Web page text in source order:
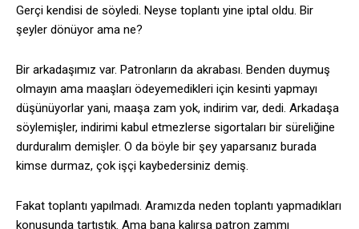
Gerçi kendisi de söyledi. Neyse toplantı yine iptal oldu. Bir
şeyler dönüyor ama ne?
Bir arkadaşımız var. Patronların da akrabası. Benden duymuş
olmayın ama maaşları ödeyemedikleri için kesinti yapmayı
düşünüyorlar yani, maaşa zam yok, indirim var, dedi. Arkadaşa
söylemişler, indirimi kabul etmezlerse sigortaları bir süreliğine
durduralım demişler. O da böyle bir şey yaparsanız burada
kimse durmaz, çok işçi kaybedersiniz demiş.
Fakat toplantı yapılmadı. Aramızda neden toplantı yapmadıkları
konusunda tartıştık. Ama bana kalırsa patron zammı